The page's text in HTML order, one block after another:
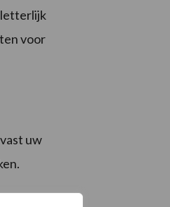
letterlijk
voor
uw